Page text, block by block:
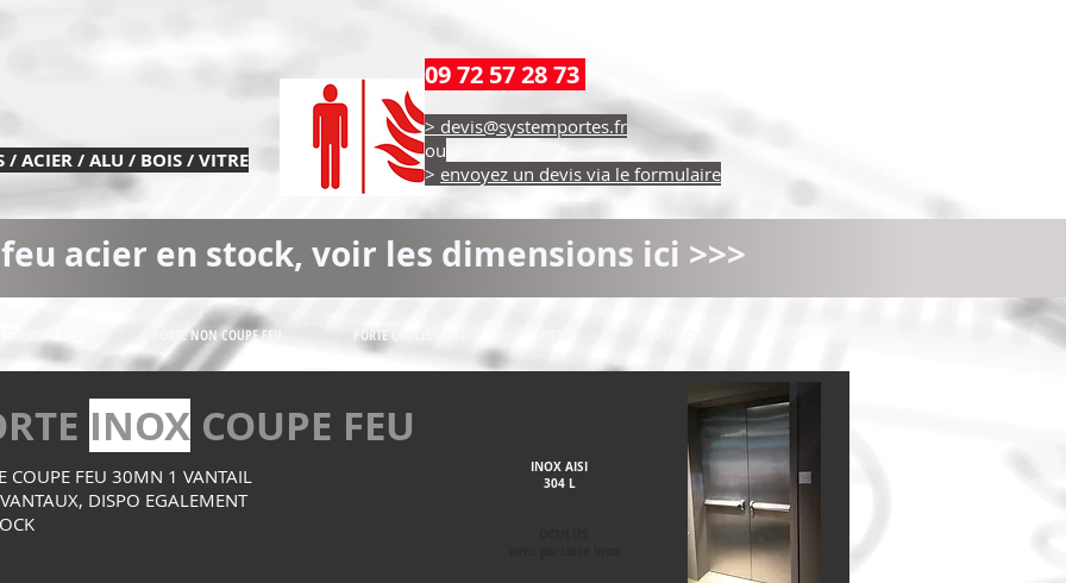
/ ACIER / ALU / BOIS / VITRE
09 72 57 28 73
> devis@systemportes.fr
ou
> envoyez un devis via le formulaire
acier en stock, voir les dimensions ici >>>
PORTE NON COUPE FEU PORTE COULISSANTE
INOX COUPE FEU
COUPE FEU 30MN 1 VANTAIL
DISPO EGALEMENT
INOX AISI
304 L